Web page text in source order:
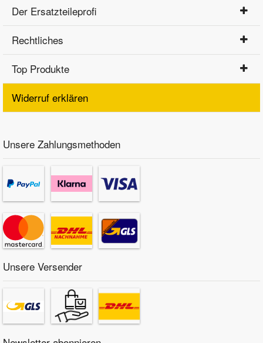
Der Ersatzteileprofi
Rechtliches
Top Produkte
Widerruf erklären
Unsere Zahlungsmethoden
Unsere Versender